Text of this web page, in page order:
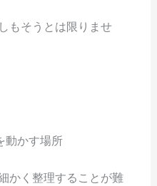
もそうとは限りませ
動かす場所
かく整理することが難